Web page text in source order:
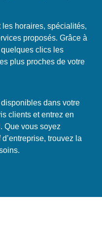
les horaires, spécialités,
proposés. Grâce à
clics les
plus proches de votre
dans votre
clients et entrez en
Que vous soyez
trouvez la